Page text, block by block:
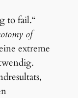
to fail.“
of
extreme